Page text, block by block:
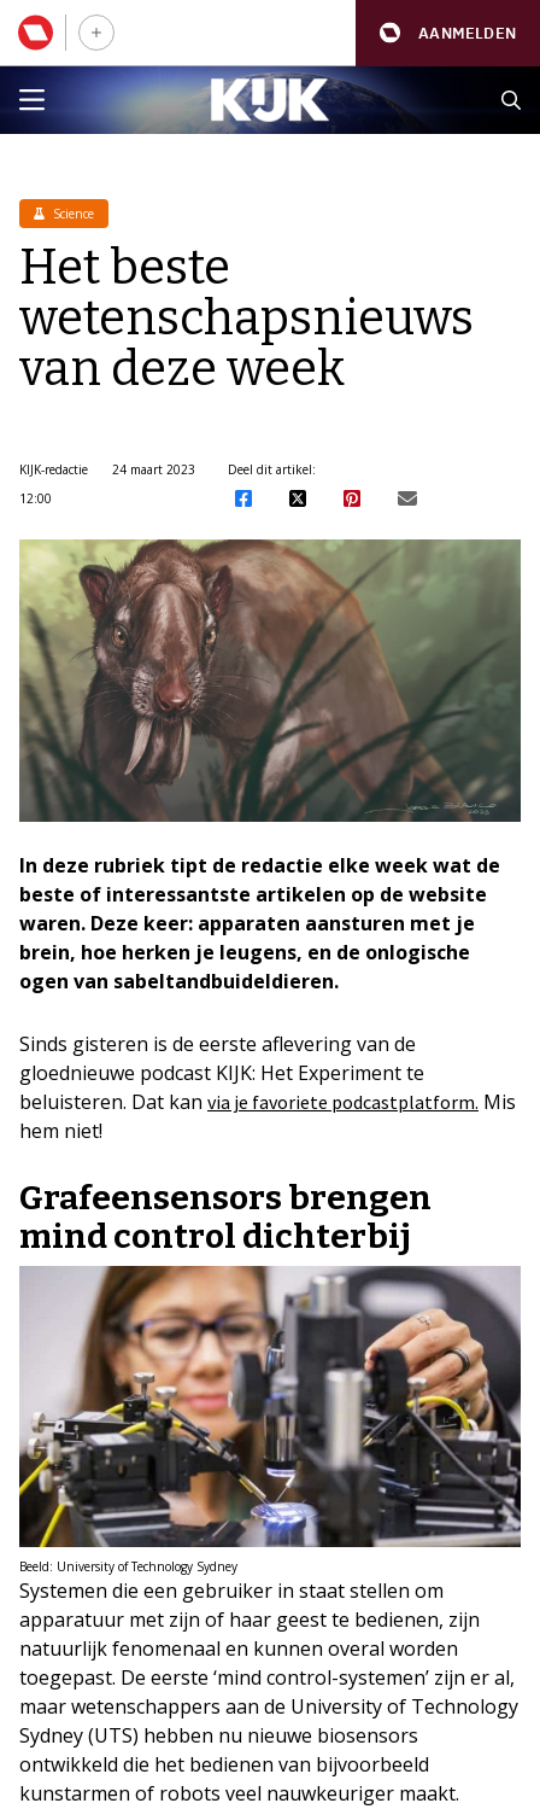
AANMELDEN
Science
Het beste
wetenschapsnieuws
van deze week
KIJK-redactie
24 maart 2023
12:00
Deel dit artikel:
In deze rubriek tipt de redactie elke week wat de
beste of interessantste artikelen op de website
waren. Deze keer: apparaten aansturen met je
brein, hoe herken je leugens, en de onlogische
ogen van sabeltandbuideldieren.
Sinds gisteren is de eerste aflevering van de
gloednieuwe podcast KIJK: Het Experiment te
beluisteren. Dat kan via je favoriete podcastplatform. Mis
hem niet!
Grafeensensors brengen
mind control dichterbij
Beeld: University of Technology Sydney
Systemen die een gebruiker in staat stellen om
apparatuur met zijn of haar geest te bedienen, zijn
natuurlijk fenomenaal en kunnen overal worden
toegepast. De eerste ‘mind control-systemen’ zijn er al,
maar wetenschappers aan de University of Technology
Sydney (UTS) hebben nu nieuwe biosensors
ontwikkeld die het bedienen van bijvoorbeeld
kunstarmen of robots veel nauwkeuriger maakt.